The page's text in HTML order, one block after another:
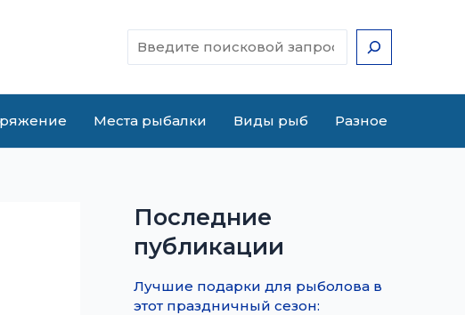
Места рыбалки Виды рыб Разное
Последние
публикации
Лучшие подарки для рыболова в
этот праздничный сезон: